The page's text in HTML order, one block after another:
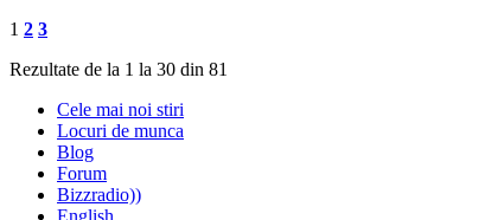
1 2 3
Rezultate de la 1 la 30 din 81
Cele mai noi stiri
Locuri de munca
Blog
Forum
Bizzradio))
English